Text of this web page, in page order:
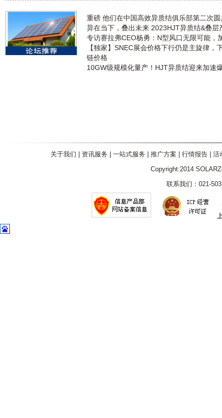
重磅 他们在中国高效异质结俱乐部第二次
异在当下，叠出未来 2023HJT异质结&叠层
专访赛拉弗CEO杨勇：N型风口无限可能，
【独家】SNEC展会价格下行仍是主旋律，
链价格
10GW级规模化量产！HJT异质结迎来加速
关于我们 资讯服务 一站式服务 推广方案 行情报告| 活
Copyright:2014
联系我们：021-